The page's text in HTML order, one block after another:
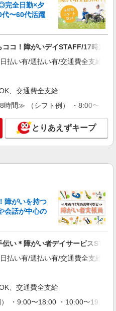
完全日勤×夕
代〜60代活躍
コ！障がいデイSTAFF/17時定時
払い有/週払い有/交通費全支給(ガ
、交通費全支給
時間≫ （シフト例） ・8:00〜
とりあえずキープ
障がいを持つ
会話が中心の
い＊障がい者デイサービスSTAFF
払い有/週払い有/交通費全支給(ガ
、交通費全支給
） ・9:00〜18:00 ・10:00〜19:00